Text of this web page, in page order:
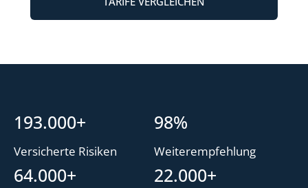
193.000+
Versicherte Risiken
98%
Weiterempfehlung
64.000+ 22.000+